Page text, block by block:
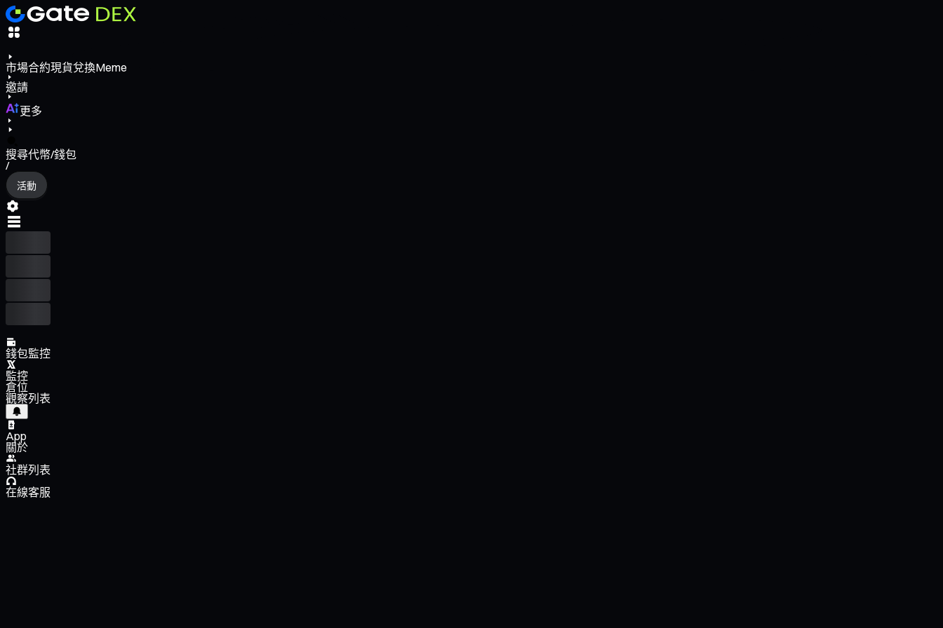
市場合約現貨兌換Meme
邀請
更多
搜尋代幣/錢包
/
活動
錢包監控
監控
倉位
觀察列表
App
關於
社群列表
在線客服